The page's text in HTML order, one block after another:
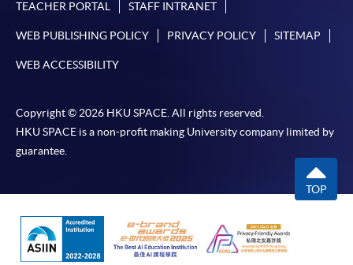
如欲了解如何於網上報讀新課程及繳費，請瀏覽網上
-個別學歷頒授課程
報讀同一學歷頒授課程內其他單元
個別課程為須報讀同一學歷頒授課程及其他單元或繳
交下期學費的學員，提供網上服務，如學員就讀的課
程設有此服務，課程負責人會通知學員有關程序。
TEACHER PORTAL STAFF INTRANET
WEB PUBLISHING POLICY PRIVACY POLICY SITEMAP
WEB ACCESSIBILITY
Copyright © 2026 HKU SPACE. All rights reserved.
HKU SPACE is a non-profit making University company limited by
guarantee.
TOP